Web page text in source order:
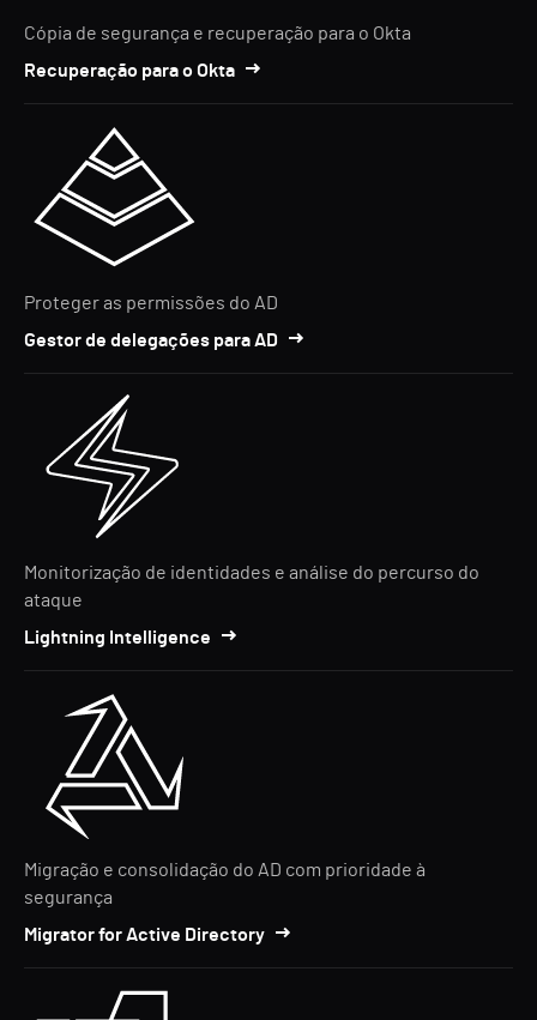
Cópia de segurança e recuperação para o Okta
Recuperação para o Okta
Proteger as permissões do AD
Gestor de delegações para AD
Monitorização de identidades e análise do percurso do
ataque
Lightning Intelligence
Migração e consolidação do AD com prioridade à
segurança
Migrator for Active Directory